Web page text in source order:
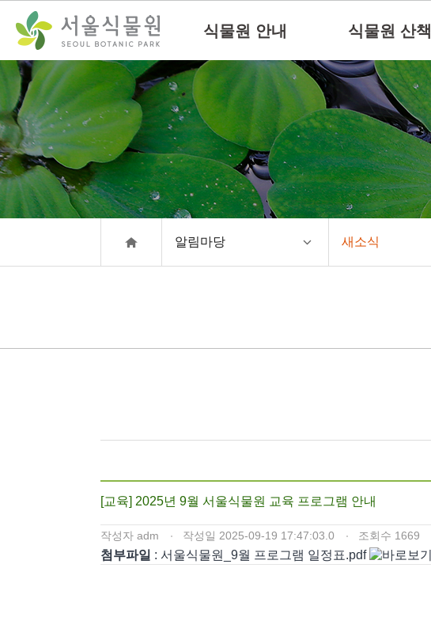
바
가
기
본문으로
바로가기
식물원 안내 식물원 산책
알림마당 새소식
[교육] 2025년 9월 서울식물원 교육 프로그램 안내
작성자 adm 작성일 2025-09-19 17:47:03.0 조회수 1669
첨부파일 : 서울식물원_9월 프로그램 일정표.pdf